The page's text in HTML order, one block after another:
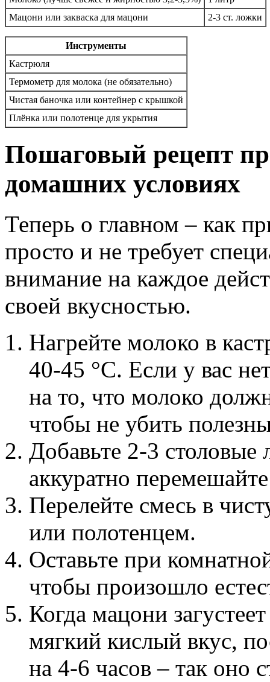
Мацони или закваска для мацони
2-3 ст. ложки
Инструменты
Кастрюля
Термометр для молока (не обязательно)
Чистая баночка или контейнер с крышкой
Плёнка или полотенце для укрытия
Пошаговый рецепт
домашних условиях
Теперь о главном – как
просто и не требует
внимание на каждое
своей вкусностью.
Нагрейте молоко в
40-45 °C. Если у вас
на то, что молоко
чтобы не убить
Добавьте 2-3 столовые
аккуратно
Перелейте смесь в
или полотенцем.
Оставьте при
чтобы произошло
Когда мацони
мягкий кислый вкус,
на 4-6 часов – так оно